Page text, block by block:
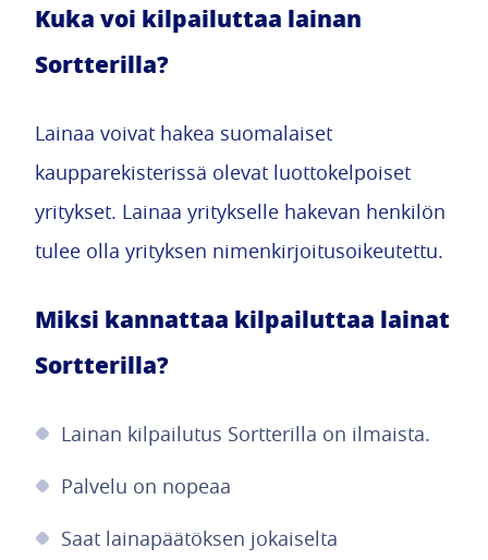
Kuka voi kilpailuttaa lainan
Sortterilla?
Lainaa voivat hakea suomalaiset
kaupparekisterissä olevat luottokelpoiset
yritykset. Lainaa yritykselle hakevan henkilön
tulee olla yrityksen nimenkirjoitusoikeutettu.
Miksi kannattaa kilpailuttaa lainat
Sortterilla?
Lainan kilpailutus Sortterilla on ilmaista.
Palvelu on nopeaa
Saat lainapäätöksen jokaiselta